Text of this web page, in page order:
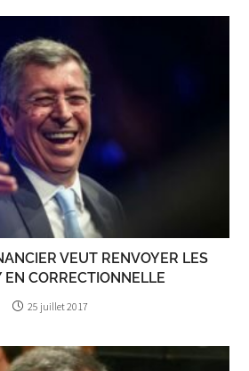
VEUT RENVOYER LES
CORRECTIONNELLE
25 juillet 2017